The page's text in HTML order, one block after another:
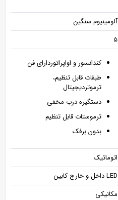
آلومینیوم سنگین
5
کندانسور و اواپراتوردارای فن
طبقات قابل تنظیم،
ترموتردیجیتال
دستگیره درب مخفی
ترموستات قابل تنظیم
بدون برفک
اتوماتیک
LED داخل و خارج کابین
مکانیکی